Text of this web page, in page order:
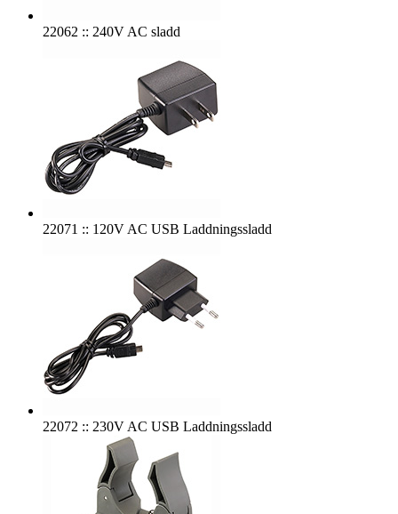
22062 :: 240V AC sladd
22071 :: 120V AC USB Laddningssladd
22072 :: 230V AC USB Laddningssladd